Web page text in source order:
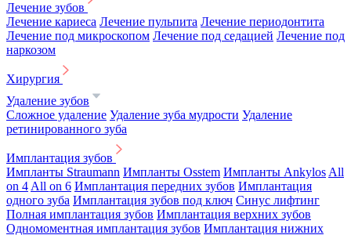
Лечение зубов
Лечение кариеса Лечение пульпита Лечение периодонтита
Лечение под микроскопом Лечение под седацией Лечение под
наркозом
Хирургия
Удаление зубов
Сложное удаление Удаление зуба мудрости Удаление
ретинированного зуба
Имплантация зубов
Импланты Straumann Импланты Osstem Импланты Ankylos All
on 4 All on 6 Имплантация передних зубов Имплантация
одного зуба Имплантация зубов под ключ Синус лифтинг
Полная имплантация зубов Имплантация верхних зубов
Одномоментная имплантация зубов Имплантация нижних